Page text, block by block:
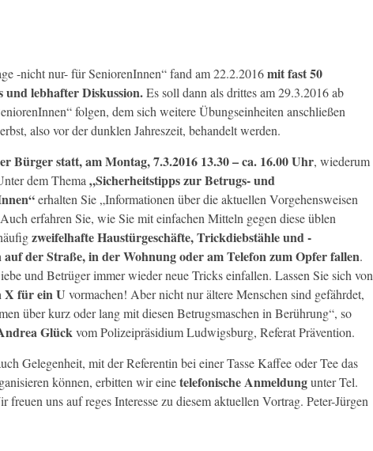
-nicht nur- für SeniorenInnen“ fand am 22.2.2016mit fast 50
und lebhafter Diskussion.Es soll dann als drittes am 29.3.2016 ab
folgen, dem sich weitere Übungseinheiten anschließen
also vor der dunklen Jahreszeit, behandelt werden.
Bürger statt, am Montag, 7.3.2016 13.30 – ca. 16.00 Uhr, wiederum
dem Thema „Sicherheitstipps zur Betrugs- und
erhalten Sie „Informationen über die aktuellen Vorgehensweisen
erfahren Sie, wie Sie mit einfachen Mitteln gegen diese üblen
zweifelhafte Haustürgeschäfte, Trickdiebstähle und -
der Straße, in der Wohnung oder am Telefon zum Opfer fallen.
und Betrüger immer wieder neue Tricks einfallen. Lassen Sie sich von
X für ein U vormachen! Aber nicht nur ältere Menschen sind gefährdet,
über kurz oder lang mit diesen Betrugsmaschen in Berührung“, so
Glückvom Polizeipräsidium Ludwigsburg, Referat Prävention.
Gelegenheit, mit der Referentin bei einer Tasse Kaffee oder Tee das
können, erbitten wir einetelefonische Anmeldungunter Tel.
uns auf reges Interesse zu diesem aktuellen Vortrag. Peter-Jürgen